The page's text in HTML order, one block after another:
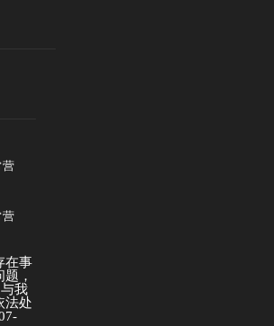
营
营
在事
，
我
法处